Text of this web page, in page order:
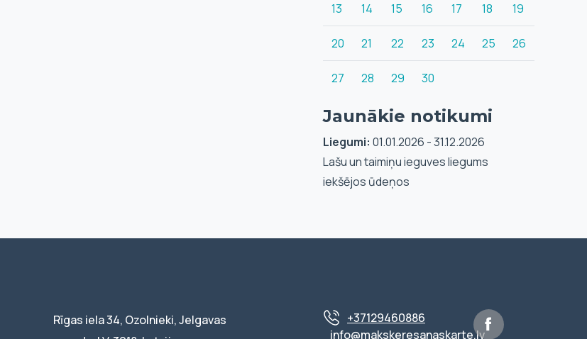
13 14 15 16 17 18 19
20 21 22 23 24 25 26
27 28 29 30
Jaunākie notikumi
Liegumi: 01.01.2026 - 31.12.2026
Lašu un taimiņu ieguves liegums
iekšējos ūdeņos
Rīgas iela 34, Ozolnieki, Jelgavas
+37129460886
info@makskeresanaskarte.lv